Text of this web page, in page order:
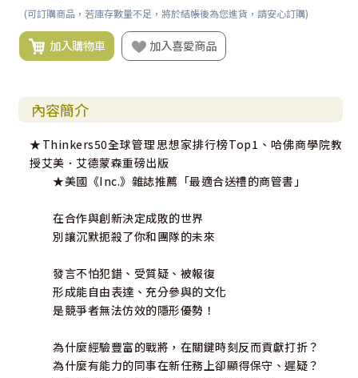
(可訂購商品，若庫存數量不足，將於結帳後為您進貨，請安心訂購)
加入購物車 加入喜愛商品
內容簡介
★Thinkers50全球管理思想家排行榜Top1、哈佛商學院教
授艾美．艾德蒙森重磅出版
★美國《Inc.》雜誌推薦「最適合送禮的商管書」
在合作與創新決定成敗的世界
別讓沉默扼殺了你和團隊的未來
發言不怕犯錯、受質疑、被報復
形成能自由表達、充分參與的文化
是競爭者無法仿效的隱形優勢！
為什麼經驗豐富的戰將，在關鍵時刻反而貢獻打折？
為什麼有能力的同事在新任務上卻顯得保守、遲疑？